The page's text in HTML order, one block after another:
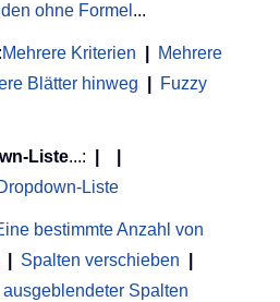
ohne Formel ...
:Mehrere Kriterien
Mehrere
Blätter hinweg
Fuzzy
Liste...:
Liste
bestimmte Anzahl von
Spalten verschieben
Spalten